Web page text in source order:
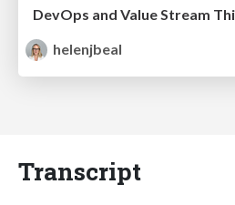
helenjbeal
Transcript